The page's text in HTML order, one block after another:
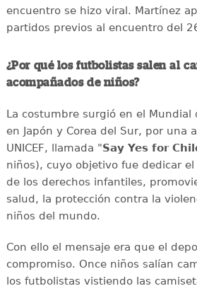
encuentro se hizo viral. Martínez
partidos previos al encuentro del
¿Por qué los futbolistas salen al
acompañados de niños?
La costumbre surgió en el Mundial
en Japón y Corea del Sur, por una
UNICEF, llamada "Say Yes for
niños), cuyo objetivo fue dedicar
de los derechos infantiles,
salud, la protección contra la
niños del mundo.
Con ello el mensaje era que el
compromiso. Once niños salían
los futbolistas vistiendo las